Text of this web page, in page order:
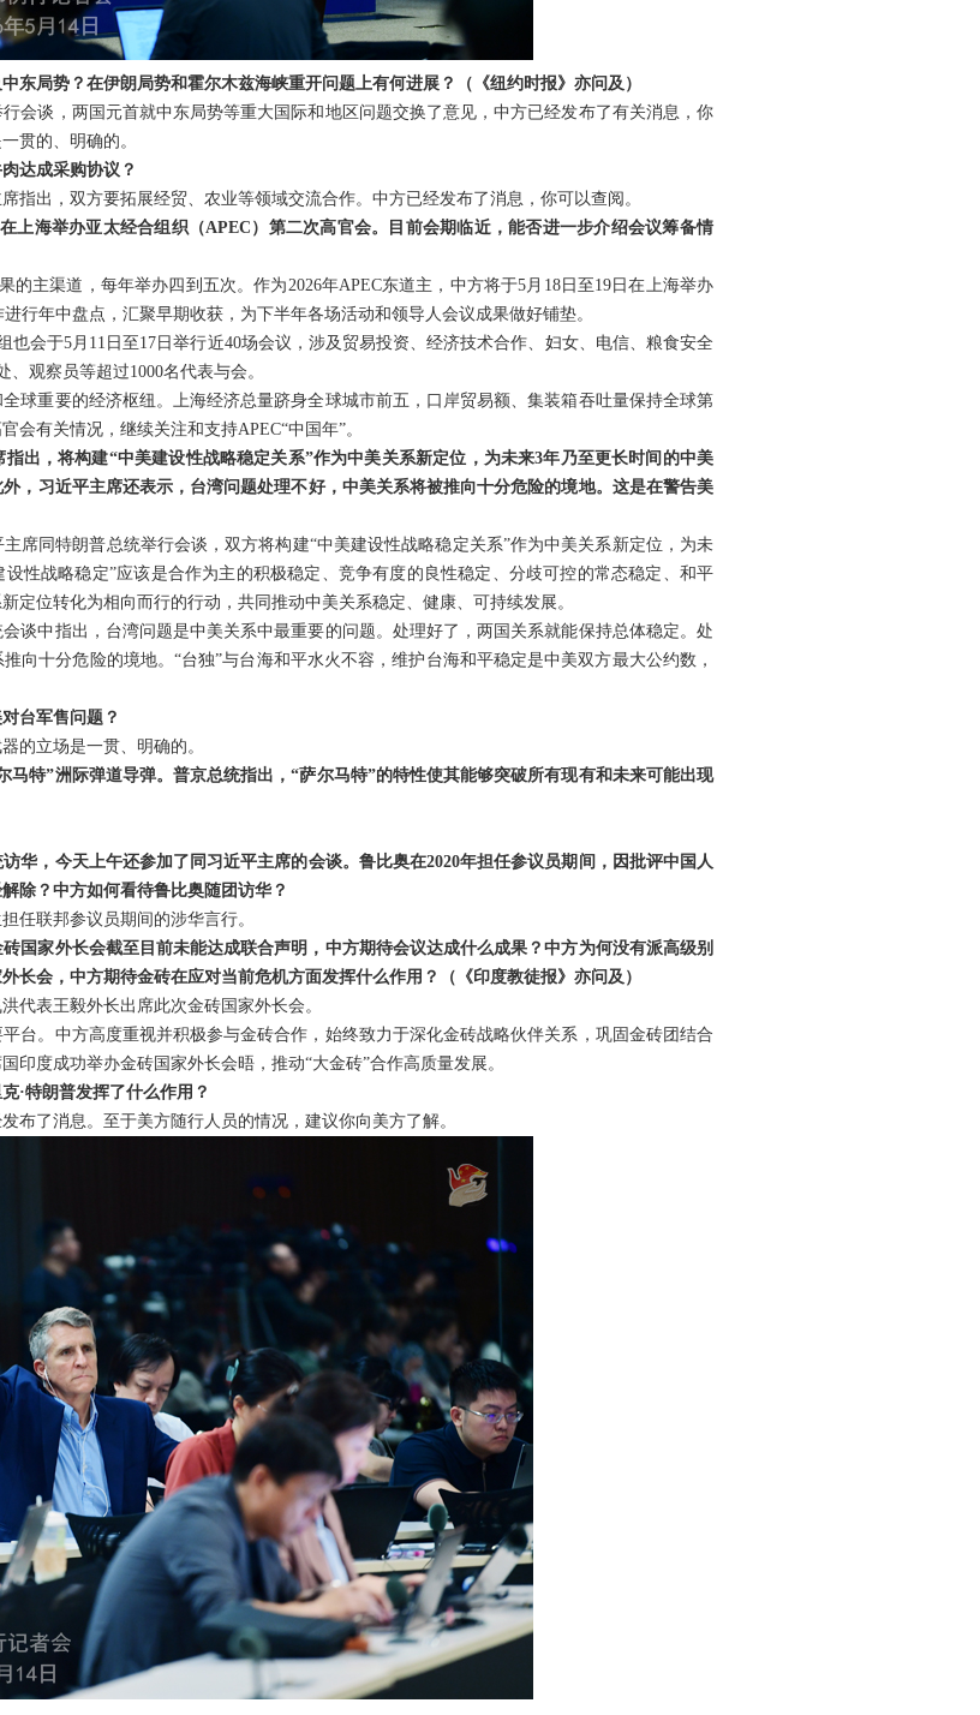
东局势？在伊朗局势和霍尔木兹海峡重开问题上有何进展？（《纽约时报》亦问及）
会谈，两国元首就中东局势等重大国际和地区问题交换了意见，中方已经发布了有关消息，你
贯的、明确的。
达成采购协议？
指出，双方要拓展经贸、农业等领域交流合作。中方已经发布了消息，你可以查阅。
上海举办亚太经合组织（APEC）第二次高官会。目前会期临近，能否进一步介绍会议筹备情
的主渠道，每年举办四到五次。作为2026年APEC东道主，中方将于5月18日至19日在上海举办
行年中盘点，汇聚早期收获，为下半年各场活动和领导人会议成果做好铺垫。
也会于5月11日至17日举行近40场会议，涉及贸易投资、经济技术合作、妇女、电信、粮食安全
观察员等超过1000名代表与会。
球重要的经济枢纽。上海经济总量跻身全球城市前五，口岸贸易额、集装箱吞吐量保持全球第
有关情况，继续关注和支持APEC“中国年”。
出，将构建“中美建设性战略稳定关系”作为中美关系新定位，为未来3年乃至更长时间的中美
，习近平主席还表示，台湾问题处理不好，中美关系将被推向十分危险的境地。这是在警告美
席同特朗普总统举行会谈，双方将构建“中美建设性战略稳定关系”作为中美关系新定位，为未
性战略稳定”应该是合作为主的积极稳定、竞争有度的良性稳定、分歧可控的常态稳定、和平
定位转化为相向而行的行动，共同推动中美关系稳定、健康、可持续发展。
谈中指出，台湾问题是中美关系中最重要的问题。处理好了，两国关系就能保持总体稳定。处
向十分危险的境地。“台独”与台海和平水火不容，维护台海和平稳定是中美双方最大公约数，
台军售问题？
的立场是一贯、明确的。
马特”洲际弹道导弹。普京总统指出，“萨尔马特”的特性使其能够突破所有现有和未来可能出现
华，今天上午还参加了同习近平主席的会谈。鲁比奥在2020年担任参议员期间，因批评中国人
除？中方如何看待鲁比奥随团访华？
任联邦参议员期间的涉华言行。
国家外长会截至目前未能达成联合声明，中方期待会议达成什么成果？中方为何没有派高级别
长会，中方期待金砖在应对当前危机方面发挥什么作用？（《印度教徒报》亦问及）
代表王毅外长出席此次金砖国家外长会。
台。中方高度重视并积极参与金砖合作，始终致力于深化金砖战略伙伴关系，巩固金砖团结合
印度成功举办金砖国家外长会晤，推动“大金砖”合作高质量发展。
·特朗普发挥了什么作用？
布了消息。至于美方随行人员的情况，建议你向美方了解。